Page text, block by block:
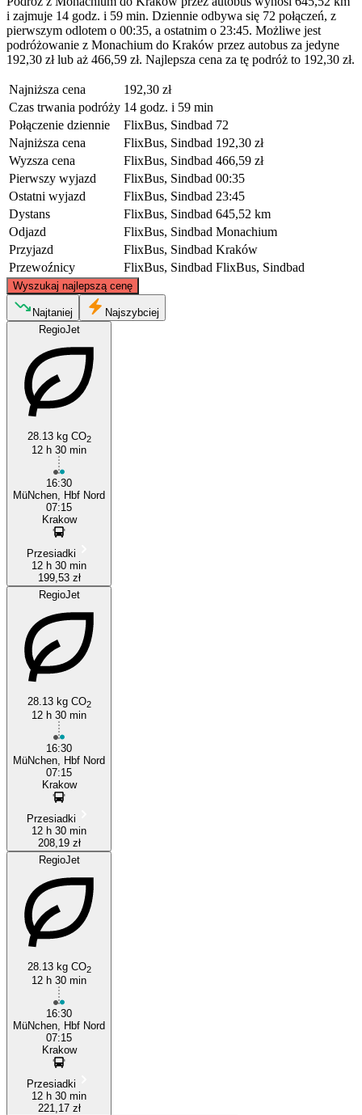
i zajmuje 14 godz. i 59 min. Dziennie odbywa się 72 połączeń, z
pierwszym odlotem o 00:35, a ostatnim o 23:45. Możliwe jest
podróżowanie z Monachium do Kraków przez autobus za jedyne
192,30 zł lub aż 466,59 zł. Najlepsza cena za tę podróż to 192,30 zł.
Najniższa cena
192,30 zł
Czas trwania podróży 14 godz. i 59 min
Połączenie dziennie
FlixBus, Sindbad 72
Najniższa cena
FlixBus, Sindbad 192,30 zł
Wyzsza cena
FlixBus, Sindbad 466,59 zł
Pierwszy wyjazd
FlixBus, Sindbad 00:35
Ostatni wyjazd
FlixBus, Sindbad 23:45
Dystans
FlixBus, Sindbad 645,52 km
Odjazd
FlixBus, Sindbad Monachium
Przyjazd
FlixBus, Sindbad Kraków
Przewoźnicy
FlixBus, Sindbad FlixBus, Sindbad
Wyszukaj najlepszą cenę
Munich
©CARTO , ©OpenStreetMapcontributors
Najtaniej
Najszybciej
RegioJet
28.13 kg CO2
12 h 30 min
16:30
MüNchen, Hbf Nord
07:15
Krakow
Przesiadki
12 h 30 min
199,53 zł
RegioJet
28.13 kg CO2
12 h 30 min
16:30
MüNchen, Hbf Nord
07:15
Krakow
Przesiadki
12 h 30 min
208,19 zł
RegioJet
28.13 kg CO2
12 h 30 min
16:30
MüNchen, Hbf Nord
07:15
Krakow
Przesiadki
12 h 30 min
221,17 zł